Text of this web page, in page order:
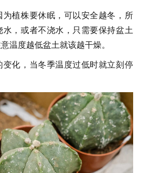
为植株要休眠，可以安全越冬，所
水，或者不浇水，只需要保持盆土
温度越低盆土就该越干燥。
变化，当冬季温度过低时就立刻停